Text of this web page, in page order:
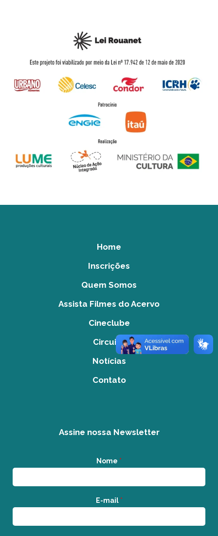
Home
Inscrições
Quem Somos
Assista Filmes do Acervo
Cineclube
Circuito
Notícias
Contato
Assine nossa Newsletter
Nome *
E-mail *